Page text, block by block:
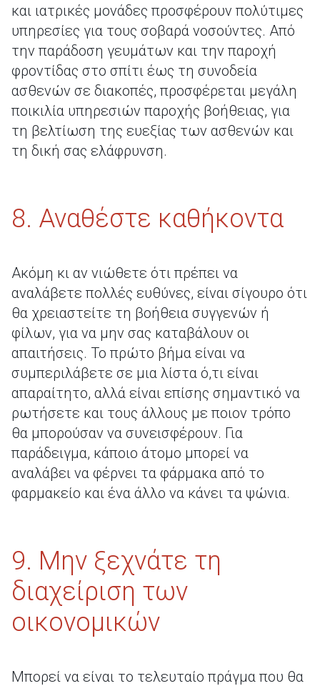
και ιατρικές μονάδες προσφέρουν πολύτιμες
υπηρεσίες για τους σοβαρά νοσούντες. Από
την παράδοση γευμάτων και την παροχή
φροντίδας στο σπίτι έως τη συνοδεία
ασθενών σε διακοπές, προσφέρεται μεγάλη
ποικιλία υπηρεσιών παροχής βοήθειας, για
τη βελτίωση της ευεξίας των ασθενών και
τη δική σας ελάφρυνση.
8. Αναθέστε καθήκοντα
Ακόμη κι αν νιώθετε ότι πρέπει να
αναλάβετε πολλές ευθύνες, είναι σίγουρο ότι
θα χρειαστείτε τη βοήθεια συγγενών ή
φίλων, για να μην σας καταβάλουν οι
απαιτήσεις. Το πρώτο βήμα είναι να
συμπεριλάβετε σε μια λίστα ό,τι είναι
απαραίτητο, αλλά είναι επίσης σημαντικό να
ρωτήσετε και τους άλλους με ποιον τρόπο
θα μπορούσαν να συνεισφέρουν. Για
παράδειγμα, κάποιο άτομο μπορεί να
αναλάβει να φέρνει τα φάρμακα από το
φαρμακείο και ένα άλλο να κάνει τα ψώνια.
9. Μην ξεχνάτε τη
διαχείριση των
οικονομικών
Μπορεί να είναι το τελευταίο πράγμα που θα